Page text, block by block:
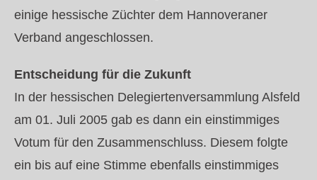
einige hessische Züchter dem Hannoveraner
Verband angeschlossen.
Entscheidung für die Zukunft
In der hessischen Delegiertenversammlung Alsfeld
am 01. Juli 2005 gab es dann ein einstimmiges
Votum für den Zusammenschluss. Diesem folgte
ein bis auf eine Stimme ebenfalls einstimmiges